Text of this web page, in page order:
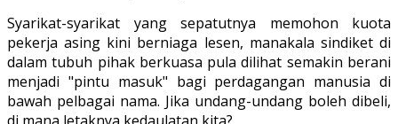
Syarikat-syarikat yang sepatutnya memohon kuota
pekerja asing kini berniaga lesen, manakala sindiket di
dalam tubuh pihak berkuasa pula dilihat semakin berani
menjadi "pintu masuk" bagi perdagangan manusia di
bawah pelbagai nama. Jika undang-undang boleh dibeli,